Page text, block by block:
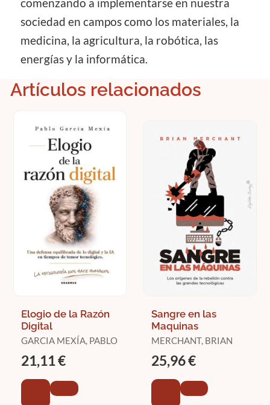
comenzando a implementarse en nuestra
sociedad en campos como los materiales, la
medicina, la agricultura, la robótica, las
energías y la informática.
Artículos relacionados
Elogio de la Razón
Digital
GARCIA MEXÍA, PABLO
21,11 €
Sangre en las
Maquinas
MERCHANT, BRIAN
25,96 €